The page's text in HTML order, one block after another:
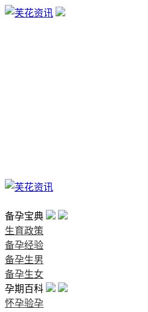
备孕宝典
生育政策
备孕经验
备孕生男
备孕生女
孕期百科
怀孕验孕